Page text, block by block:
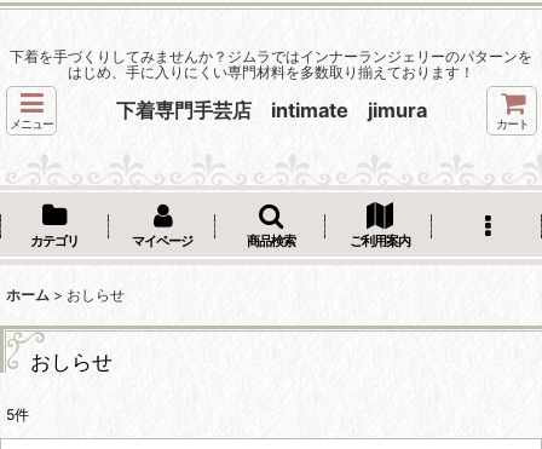
下着を手づくりしてみませんか？ジムラではインナーランジェリーのパターンを
はじめ、手に入りにくい専門材料を多数取り揃えております！
メニュー
下着専門手芸店 intimate jimura
カート
カテゴリ マイページ 商品検索 ご利用案内
ホーム > おしらせ
おしらせ
5件